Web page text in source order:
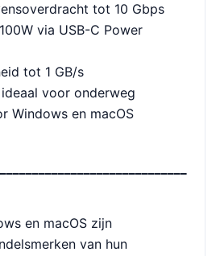
tot 10 Gbps
via USB-C Power
tot 1 GB/s
voor onderweg
Windows en macOS
en macOS zijn
van hun